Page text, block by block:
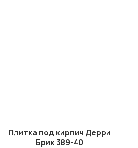
Плитка под кирпич Дерри
Брик 389-40